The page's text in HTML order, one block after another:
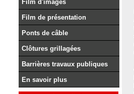
Film d'images
Film de présentation
Ponts de câble
Clôtures grillagées
Barrières travaux publiques
En savoir plus